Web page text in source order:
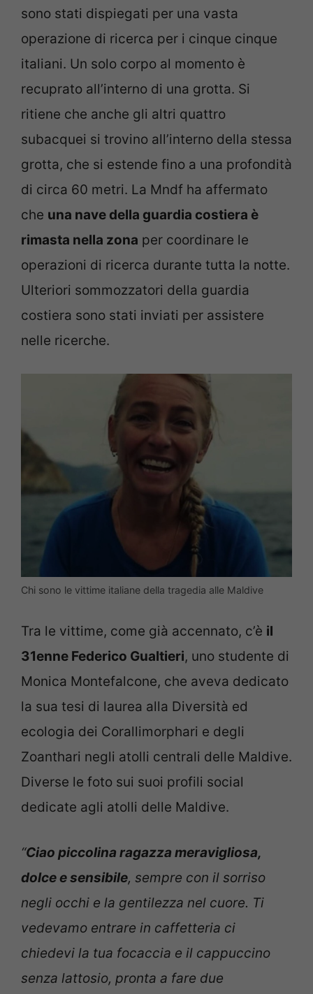
sono stati dispiegati per una vasta
operazione di ricerca per i cinque cinque
italiani. Un solo corpo al momento è
recuprato all’interno di una grotta. Si
ritiene che anche gli altri quattro
subacquei si trovino all’interno della stessa
grotta, che si estende fino a una profondità
di circa 60 metri. La Mndf ha affermato
che una nave della guardia costiera è
rimasta nella zona per coordinare le
operazioni di ricerca durante tutta la notte.
Ulteriori sommozzatori della guardia
costiera sono stati inviati per assistere
nelle ricerche.
Chi sono le vittime italiane della tragedia alle Maldive
Tra le vittime, come già accennato, c’è il
31enne Federico Gualtieri, uno studente di
Monica Montefalcone, che aveva dedicato
la sua tesi di laurea alla Diversità ed
ecologia dei Corallimorphari e degli
Zoanthari negli atolli centrali delle Maldive.
Diverse le foto sui suoi profili social
dedicate agli atolli delle Maldive.
“Ciao piccolina ragazza meravigliosa,
dolce e sensibile, sempre con il sorriso
negli occhi e la gentilezza nel cuore. Ti
vedevamo entrare in caffetteria ci
chiedevi la tua focaccia e il cappuccino
senza lattosio, pronta a fare due